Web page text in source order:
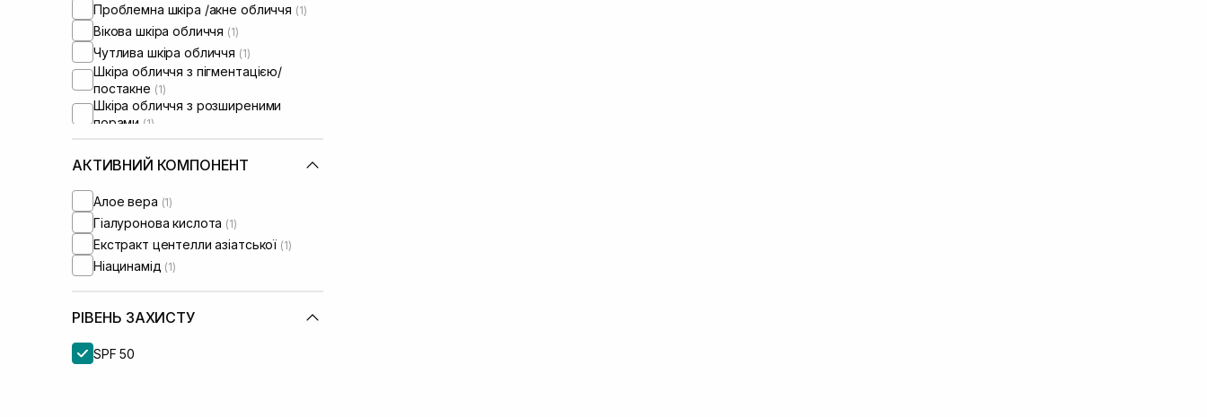
Проблемна шкіра /акне обличчя (1)
Вікова шкіра обличчя (1)
Чутлива шкіра обличчя (1)
Шкіра обличчя з пігментацією/
постакне (1)
Шкіра обличчя з розширеними
порами (1)
Шкіра обличчя з порушеним
барʼєром (1)
АКТИВНИЙ КОМПОНЕНТ
Алое вера (1)
Гіалуронова кислота (1)
Екстракт центелли азіатської (1)
Ніацинамід (1)
РІВЕНЬ ЗАХИСТУ
SPF 50